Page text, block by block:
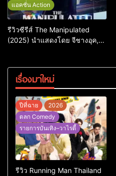
แอคชั่น Action
รีวิวซีรีส์ The Manipulated
(2025) นำแสดงโดย จีชางอุค,
เรื่องมาใหม่
ปีที่ฉาย
2026
ตลก Comedy
รายการบันเทิง–วาไรตี้
รีวิว Running Man Thailand